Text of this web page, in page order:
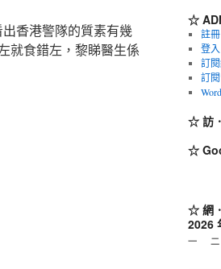
香港警隊的質素有幾
就食錯左，黎睇醫生係
☆
註冊
登入
訂
訂
☆ 訪
☆
☆ 網
2026
一 二